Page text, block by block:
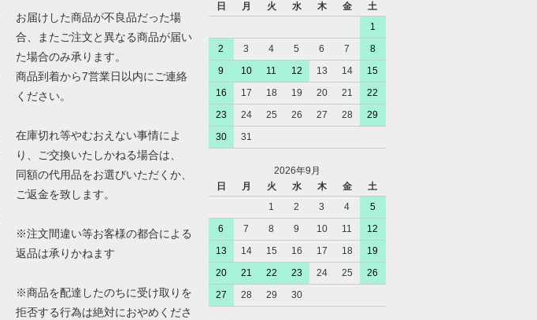
お届けした商品が不良品だった場
合、またご注文と異なる商品が届い
た場合のみ承ります。
商品到着から7営業日以内にご連絡
ください。
在庫切れ等やむおえない事情によ
り、ご交換いたしかねる場合は、
同額の代用品をお選びいただくか、
ご返金を致します。
※注文間違い等お客様の都合による
返品は承りかねます
※商品を配達したのちに受け取りを
拒否する行為は絶対におやめくださ
日
月 火 水 木 金
土
1
2
3 4 5 6 7
8
9
10 11 12 13 14
15
16
17 18 19 20 21
22
23
24 25 26 27 28
29
30
31
2026年9月
日
月 火 水 木 金
土
1
2 3 4
5
6
7 8 9 10 11
12
13
14 15 16 17 18
19
20
21 22 23 24 25
26
27
28 29 30